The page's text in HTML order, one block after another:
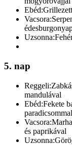
Ebéd:
Vacsora:
Uzsonna:
5. nap
Reggeli:
mandulával
Ebéd:Fekete
Vacsora:
és paprikával
Uzsonna: